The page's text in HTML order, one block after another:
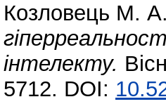
Козловець М. А.
інтелекту.
5712. DOI: